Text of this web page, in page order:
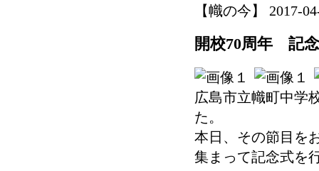
【幟の今】 2017-
開校70周年 記
広島市立幟町中学
た。
本日、その節目を
集まって記念式を